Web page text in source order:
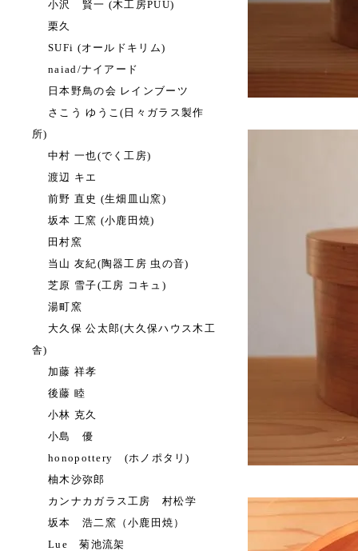
小沢 賢一 (木工房PUU)
栗久
SUFi (オールドキリム)
naiad/ナイアード
日本野鳥の会 レインブーツ
さこう ゆうこ(日々ガラス製作
所)
中村 一也(でく工房)
渡辺 キエ
前野 直史 (生畑皿山窯)
坂本 工窯 (小鹿田焼)
田村窯
当山 友紀(陶器工房 虫の音)
芝原 雪子(工房 コキュ)
湯町窯
大久保 公太郎(大久保ハウス木工
舎)
加藤 祥孝
後藤 睦
小林 克久
小島 優
honopottery (ホノポタリ)
柚木沙弥郎
カンナカガラス工房 村松学
坂本 浩二窯（小鹿田焼）
Lue 菊池流架